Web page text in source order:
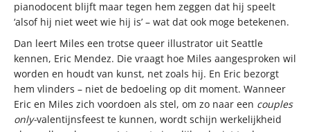
pianodocent blijft maar tegen hem zeggen dat hij speelt
‘alsof hij niet weet wie hij is’ – wat dat ook moge betekenen.
Dan leert Miles een trotse queer illustrator uit Seattle
kennen, Eric Mendez. Die vraagt hoe Miles aangesproken wil
worden en houdt van kunst, net zoals hij. En Eric bezorgt
hem vlinders – niet de bedoeling op dit moment. Wanneer
Eric en Miles zich voordoen als stel, om zo naar een couples
only-valentijnsfeest te kunnen, wordt schijn werkelijkheid